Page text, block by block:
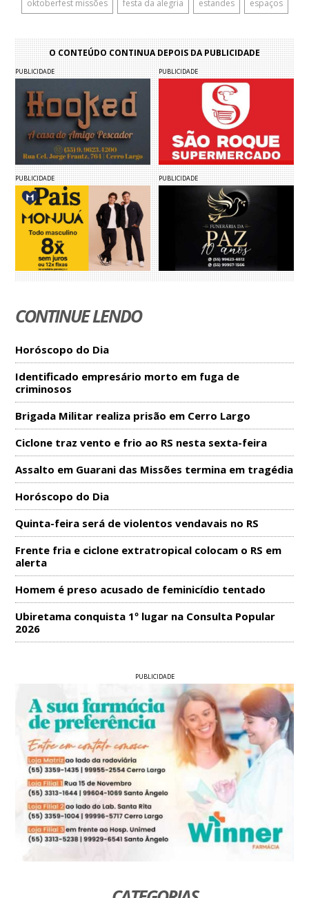
oktoberfest missões festa da alegria estandes espaços
O CONTEÚDO CONTINUA DEPOIS DA PUBLICIDADE
PUBLICIDADE PUBLICIDADE
PUBLICIDADE PUBLICIDADE
CONTINUE LENDO
Horóscopo do Dia
Identificado empresário morto em fuga de
criminosos
Brigada Militar realiza prisão em Cerro Largo
Ciclone traz vento e frio ao RS nesta sexta-feira
Assalto em Guarani das Missões termina em tragédia
Horóscopo do Dia
Quinta-feira será de violentos vendavais no RS
Frente fria e ciclone extratropical colocam o RS em
alerta
Homem é preso acusado de feminicídio tentado
Ubiretama conquista 1º lugar na Consulta Popular
2026
PUBLICIDADE